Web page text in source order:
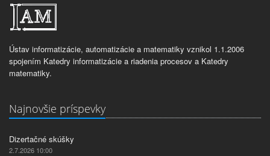
Ústav informatizácie, automatizácie a matematiky vznikol 1.1.2006
spojením Katedry informatizácie a riadenia procesov a Katedry
matematiky.
Najnovšie príspevky
Dizertačné skúšky
2.7.2026 10:00